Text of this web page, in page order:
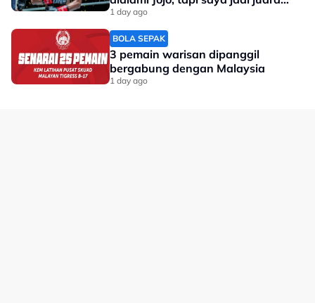
dunia'
1 day ago
BOLA SEPAK
3 pemain warisan dipanggil
bergabung dengan Malaysia
1 day ago